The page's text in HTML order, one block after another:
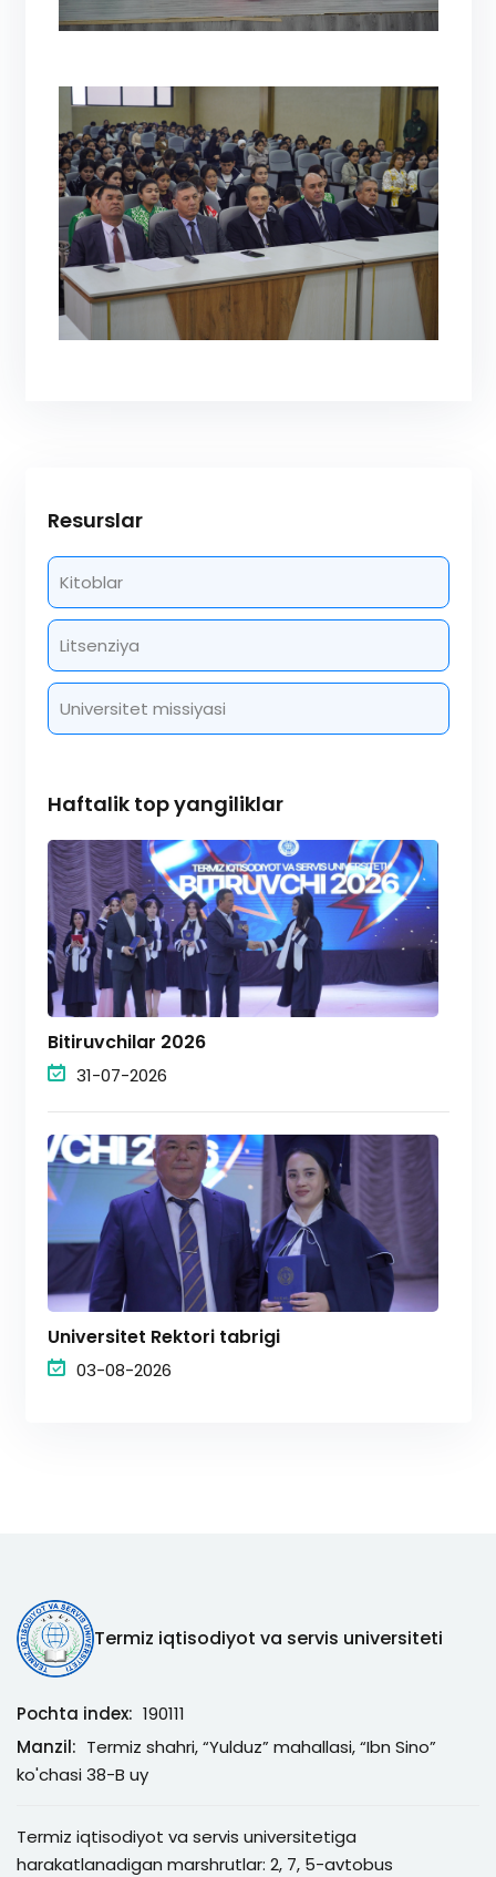
Resurslar
Kitoblar
Litsenziya
Universitet missiyasi
Haftalik top yangiliklar
Bitiruvchilar 2026
31-07-2026
Universitet Rektori tabrigi
03-08-2026
Termiz iqtisodiyot va servis universiteti
Pochta index: 190111
Manzil: Termiz shahri, “Yulduz” mahallasi, “Ibn Sino”
ko'chasi 38-B uy
Termiz iqtisodiyot va servis universitetiga
harakatlanadigan marshrutlar: 2, 7, 5-avtobus